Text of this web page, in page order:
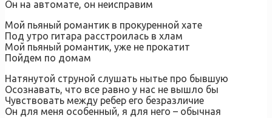
Он на автомате, он неисправим
Мой пьяный романтик в прокуренной хате
Под утро гитара расстроилась в хлам
Мой пьяный романтик, уже не прокатит
Пойдем по домам
Натянутой струной слушать нытье про бывшую
Осознавать, что все равно у нас не вышло бы
Чувствовать между ребер его безразличие
Он для меня особенный, я для него – обычная